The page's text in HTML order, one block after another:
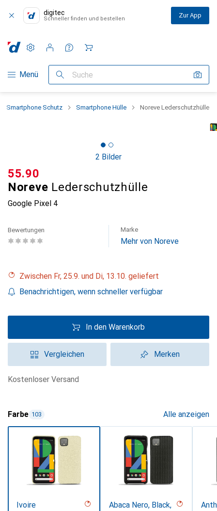
digitec
Schneller finden und bestellen Zur App
Navigation nach Kategorien
Menü Suche
Einstellungen
Kundenkonto
Vergleichslisten
Merklisten
Warenkorb
Smartphone Schutz Smartphone Hülle Noreve Lederschutzhülle
2 Bilder
Noreve Lederschutzhülle
Google Pixel 4
CHF
55.90
Bewertungen Marke
Mehr von Noreve
Zwischen Fr, 25.9. und Di, 13.10. geliefert
Benachrichtigen, wenn schneller verfügbar
In den Warenkorb
Vergleichen Merken
kostenloser Versand
Farbe 103 Alle anzeigen
Ivoire
Abaca Nero, Black,